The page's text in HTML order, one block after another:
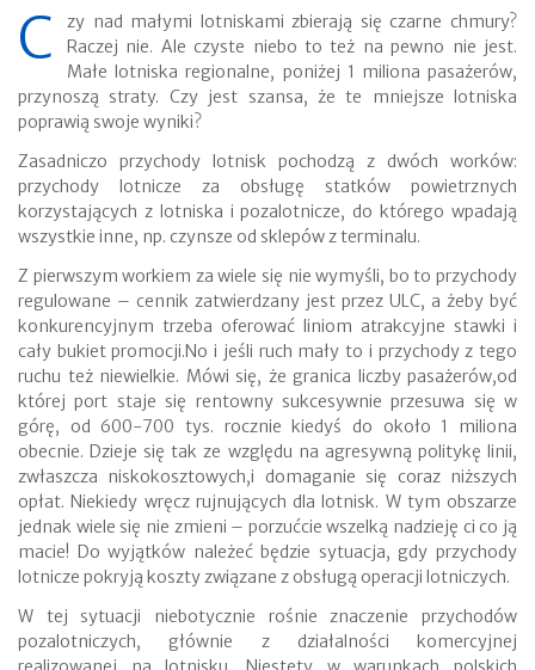
C
zy nad małymi lotniskami zbierają się czarne chmury?
Raczej nie. Ale czyste niebo to też na pewno nie jest.
Małe lotniska regionalne, poniżej 1 miliona pasażerów,
przynoszą straty. Czy jest szansa, że te mniejsze lotniska
poprawią swoje wyniki?
Zasadniczo przychody lotnisk pochodzą z dwóch worków:
przychody lotnicze za obsługę statków powietrznych
korzystających z lotniska i pozalotnicze, do którego wpadają
wszystkie inne, np. czynsze od sklepów z terminalu.
Z pierwszym workiem za wiele się nie wymyśli, bo to przychody
regulowane – cennik zatwierdzany jest przez ULC, a żeby być
konkurencyjnym trzeba oferować liniom atrakcyjne stawki i
cały bukiet promocji.No i jeśli ruch mały to i przychody z tego
ruchu też niewielkie. Mówi się, że granica liczby pasażerów,od
której port staje się rentowny sukcesywnie przesuwa się w
górę, od 600-700 tys. rocznie kiedyś do około 1 miliona
obecnie. Dzieje się tak ze względu na agresywną politykę linii,
zwłaszcza niskokosztowych,i domaganie się coraz niższych
opłat. Niekiedy wręcz rujnujących dla lotnisk. W tym obszarze
jednak wiele się nie zmieni – porzućcie wszelką nadzieję ci co ją
macie! Do wyjątków należeć będzie sytuacja, gdy przychody
lotnicze pokryją koszty związane z obsługą operacji lotniczych.
W tej sytuacji niebotycznie rośnie znaczenie przychodów
pozalotniczych, głównie z działalności komercyjnej